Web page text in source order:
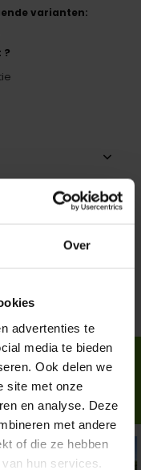
Over
advertenties te
media te bieden
Ook delen we
site met onze
en analyse. Deze
met andere
of die ze hebben
hun services.
varianten: